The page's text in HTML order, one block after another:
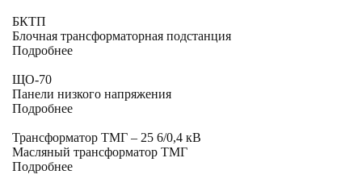
БКТП
Блочная трансформаторная подстанция
Подробнее
ЩО-70
Панели низкого напряжения
Подробнее
Трансформатор ТМГ – 25 6/0,4 кВ
Масляный трансформатор ТМГ
Подробнее